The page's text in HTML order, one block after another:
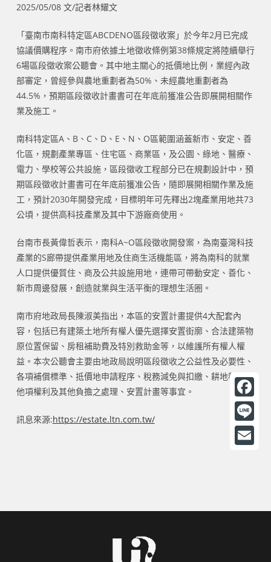
2025/05/08 文/記者林耀文
「臺南市南科特定區ABCDENO區段徵收案」於今年2月已完成
協議價購程序。南市府依據土地徵收條例第38條規定將陸續舉行
6場區段徵收案公聽會。其中地主關心的抵價地比例，業經內政
部審定，曾經參與農地重劃者為50%、未經農地重劃者為
44.5%，預期區段徵收計畫書可在年底前獲准公告即展開相關作
業及施工。
南科特定區A、B、C、D、E、N、O區範圍涵蓋新市、安定、善
化區，規劃產業專區、住宅區、商業區，及公園、綠地、醫療、
電力、學校等公共設施，區段徵收工程部分已在規劃設計中，預
期區段徵收計畫書可在年底前獲准公告，隨即展開相關作業及施
工，預計2030年開發完成，目標明年可先釋出2塊產業用地共73
公頃，提供高科技產業及其中下游廠商使用。
台南市長黃偉哲表示，南科A~O區段徵收開發案，為南臺灣科技
產業的S廊帶提供產業用地及住商生活機能區，將為南科的就業
人口提供優質住、商及公共設施用地，連帶可帶動安定、善化、
新市周邊發展，創造就業與生活平衡的理想生活圈。
南市府地政局長陳淑美指出，本區的安置計畫提供4大配套內
容，包括已有建築土地所有權人優先選擇安置街廓、合法建築物
原位置保留、房租補助費及特別救助金等，以維護所有權人權
益。本次公聽會主要由地政局說明區段徵收之公益性及必要性、
各項補償標準、抵價地申請程序、稅務減免與扣繳、耕地租約或
他項權利及其他負擔之處理、安置計畫等事宜。
訊息來源:https://estate.ltn.com.tw/
F
a
c
L
i